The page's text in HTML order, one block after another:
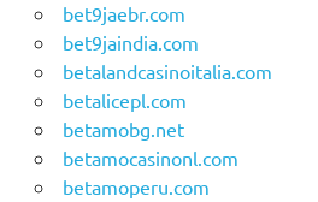
bet9jaebr.com
bet9jaindia.com
betalandcasinoitalia.com
betalicepl.com
betamobg.net
betamocasinonl.com
betamoperu.com